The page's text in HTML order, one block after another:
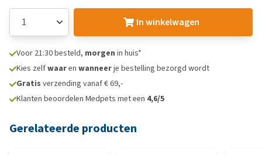
In winkelwagen
Voor 21:30 besteld, morgen in huis*
Kies zelfwaaren wanneerje bestelling bezorgd wordt
Gratis verzending vanaf € 69,-
Klanten beoordelen Medpets met een 4,6/5
Gerelateerde producten